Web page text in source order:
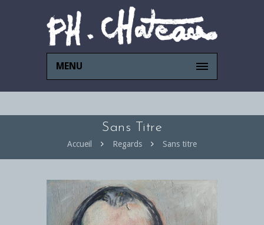
MENU
Sans Titre
Accueil Regards Sans titre